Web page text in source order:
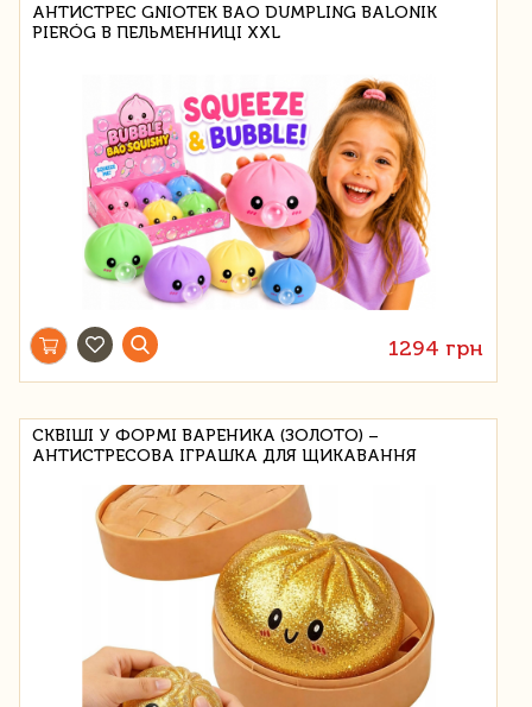
АНТИСТРЕС GNIOTEK BAO DUMPLING BALONIK
PIERÓG В ПЕЛЬМЕННИЦІ XXL
1294 грн
СКВІШІ У ФОРМІ ВАРЕНИКА (ЗОЛОТО) –
АНТИСТРЕСОВА ІГРАШКА ДЛЯ ЩИКАВАННЯ